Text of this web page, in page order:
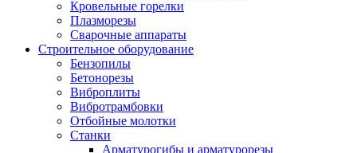
Кровельные горелки
Плазморезы
Сварочные аппараты
Строительное оборудование
Бензопилы
Бетонорезы
Виброплиты
Вибротрамбовки
Отбойные молотки
Станки
Арматурогибы и арматурорезы